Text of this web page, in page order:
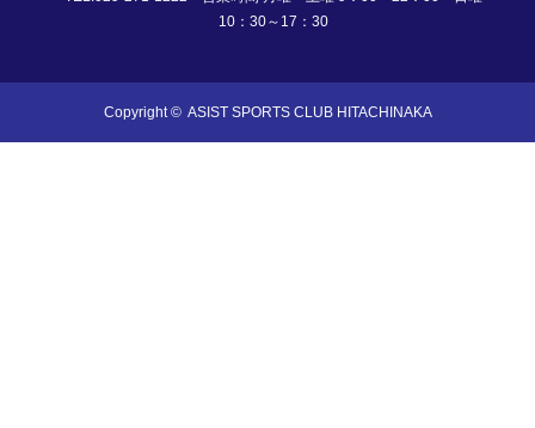
10：30～17：30
Copyright © ASIST SPORTS CLUB HITACHINAKA